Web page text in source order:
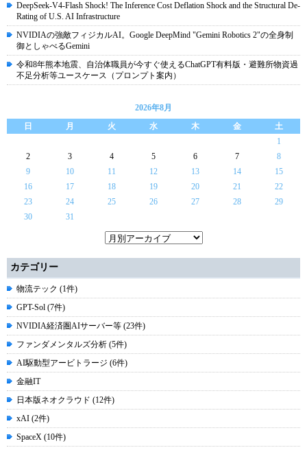
DeepSeek-V4-Flash Shock! The Inference Cost Deflation Shock and the Structural De-
Rating of U.S. AI Infrastructure
NVIDIAの強敵フィジカルAI。Google DeepMind "Gemini Robotics 2"の全身制
御としゃべるGemini
令和8年熊本地震、自治体職員が今すぐ使えるChatGPT有料版・避難所物資過
不足分析等ユースケース（プロンプト案内）
2026年8月
日
月 火 水 木 金
土
1
2
3 4 5 6 7
8
9
10 11 12 13 14
15
16
17 18 19 20 21
22
23
24 25 26 27 28
29
30
31
カテゴリー
物流テック (1件)
GPT-Sol (7件)
NVIDIA経済圏AIサーバー等 (23件)
ファンダメンタルズ分析 (5件)
AI駆動型アービトラージ (6件)
金融IT
日本版ネオクラウド (12件)
xAI (2件)
SpaceX (10件)